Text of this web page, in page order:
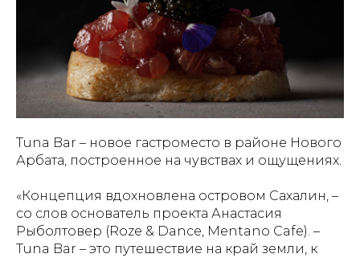
Tuna Bar – новое гастроместо в районе Нового
Арбата, построенное на чувствах и ощущениях.
«Концепция вдохновлена островом Сахалин, –
со слов основатель проекта Анастасия
Рыболтовер (Roze & Dance, Mentano Cafe). –
Tuna Bar – это путешествие на край земли, к